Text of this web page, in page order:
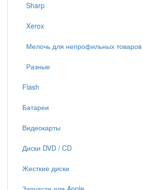
Sharp
Xerox
Мелочь для непрофильных товаров
Разные
Flash
Батареи
Видеокарты
Диски DVD / CD
Жесткие диски